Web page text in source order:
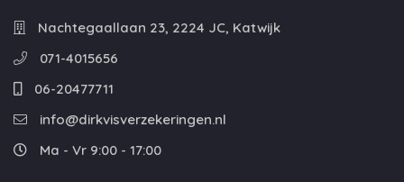
Nachtegaallaan 23, 2224 JC, Katwijk
071-4015656
06-20477711
info@dirkvisverzekeringen.nl
Ma - Vr 9:00 - 17:00